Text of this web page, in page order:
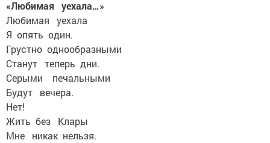
«Любимая уехала…»
Любимая уехала
Я опять один.
Грустно однообразными
Станут теперь дни.
Серыми печальными
Будут вечера.
Нет!
Жить без Клары
Мне никак нельзя.